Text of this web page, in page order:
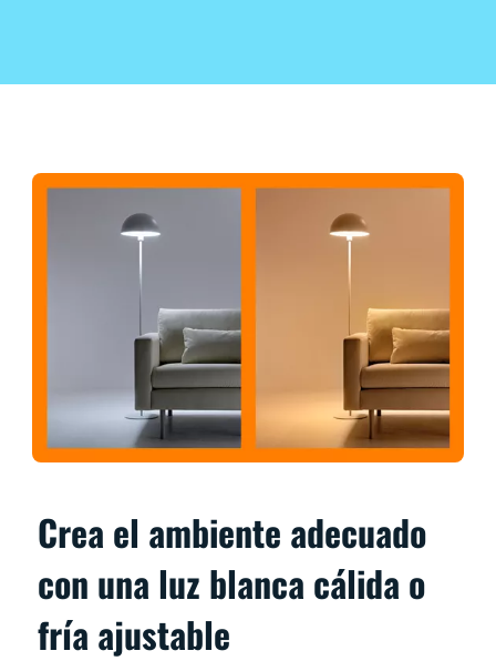
Crea el ambiente adecuado
con una luz blanca cálida o
fría ajustable